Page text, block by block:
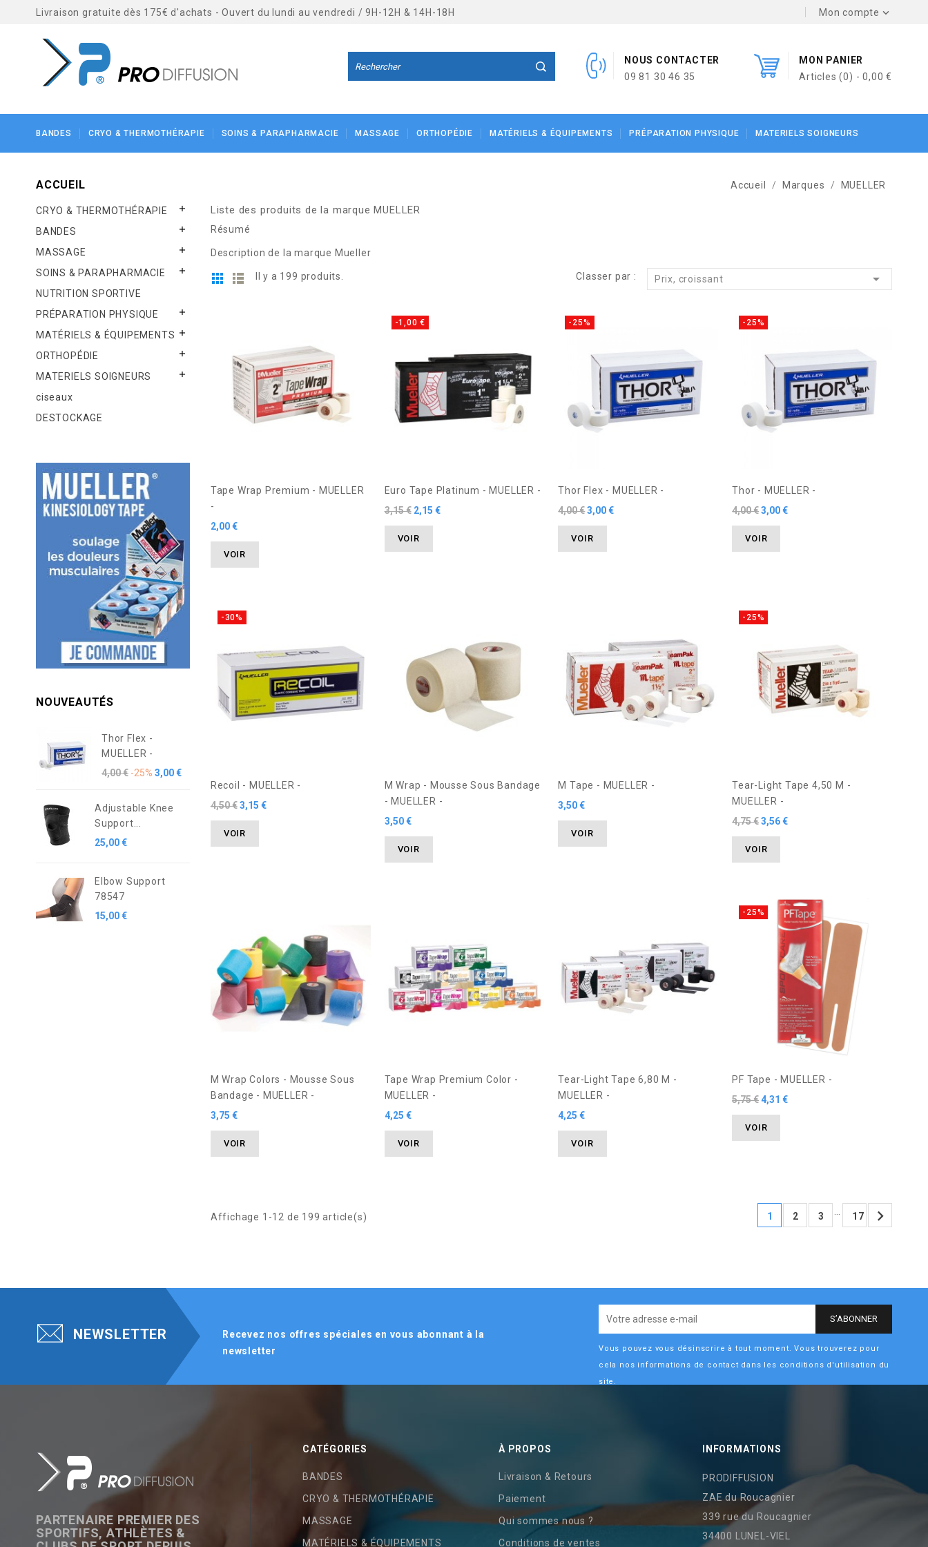
Livraison gratuite dès 175€ d'achats - Ouvert du lundi au vendredi / 9H-12H & 14H-18H Mon compte 
MON PANIER
Articles (0) - 0,00 €
NOUS CONTACTER
09 81 30 46 35
BANDES CRYO & THERMOTHÉRAPIE SOINS & PARAPHARMACIE MASSAGE ORTHOPÉDIE MATÉRIELS & ÉQUIPEMENTS PRÉPARATION PHYSIQUE MATERIELS SOIGNEURS
ACCUEIL
CRYO & THERMOTHÉRAPIE 
BANDES 
MASSAGE 
SOINS & PARAPHARMACIE 
NUTRITION SPORTIVE
PRÉPARATION PHYSIQUE

MATÉRIELS & ÉQUIPEMENTS 
ORTHOPÉDIE 
MATERIELS SOIGNEURS 
ciseaux
DESTOCKAGE
NOUVEAUTÉS
Thor Flex -
MUELLER -
4,00 € -25% 3,00 €
Adjustable Knee
Support...
25,00 €
Elbow Support
78547
15,00 €
Accueil Marques MUELLER
Liste des produits de la marque MUELLER
Résumé
Description de la marque Mueller
Il y a 199 produits. Classer par : Prix, croissant 
Tape Wrap Premium - MUELLER
-
2,00 €
VOIR
-1,00 €
Euro Tape Platinum - MUELLER -
3,15 € 2,15 €
VOIR
-25%
Thor Flex - MUELLER -
4,00 €3,00 €
VOIR
-25%
Thor - MUELLER -
4,00 €3,00 €
VOIR
-30%
Recoil - MUELLER -
4,50 € 3,15 €
VOIR
M Wrap - Mousse Sous Bandage
- MUELLER -
3,50 €
VOIR
M Tape - MUELLER -
3,50 €
VOIR
-25%
Tear-Light Tape 4,50 M -
MUELLER -
4,75 €3,56 €
VOIR
M Wrap Colors - Mousse Sous
Bandage - MUELLER -
3,75 €
VOIR
Tape Wrap Premium Color -
MUELLER -
4,25 €
VOIR
Tear-Light Tape 6,80 M -
MUELLER -
4,25 €
VOIR
-25%
PF Tape - MUELLER -
5,75 €4,31 €
VOIR
Affichage 1-12 de 199 article(s) 1 2 3 … 17 
NEWSLETTER
Recevez nos offres spéciales en vous abonnant à la
newsletter
Vous pouvez vous désinscrire à tout moment. Vous trouverez pour
cela nos informations de contact dans les conditions d'utilisation du
site.
PARTENAIRE PREMIER DES
SPORTIFS, ATHLÈTES &
CATÉGORIES
BANDES
CRYO & THERMOTHÉRAPIE
MASSAGE
MATÉRIELS & ÉQUIPEMENTS
À PROPOS
Livraison & Retours
Paiement
Qui sommes nous ?
Conditions de ventes
INFORMATIONS
PRODIFFUSION
ZAE du Roucagnier
339 rue du Roucagnier
34400 LUNEL-VIEL